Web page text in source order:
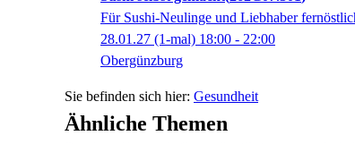
Für Sushi-Neulinge und Liebhaber
28.01.27 (1-mal) 18:00 - 22:00
Obergünzburg
Gesundheit
Ähnliche Themen